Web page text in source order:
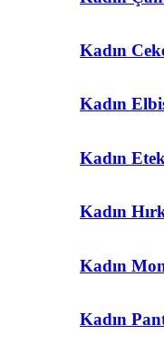
Kadın
Kadın
Kadın Etek
Kadın
Kadın
Kadın